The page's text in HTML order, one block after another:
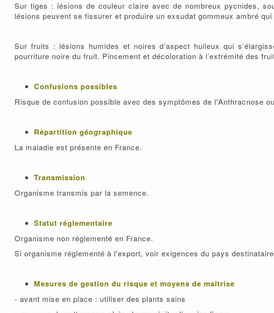
Sur tiges : lésions de couleur claire avec de nombreux pycnides,
lésions peuvent se fissurer et produire un exsudat gommeux ambré
Sur fruits : lésions humides et noires d’aspect huileux qui
pourriture noire du fruit. Pincement et décoloration à l’extrémité des
Confusions possibles
Risque de confusion possible avec des symptômes de l'Anthracnose
Répartition géographique
La maladie est présente en France.
Transmission
Organisme transmis par la semence.
Statut réglementaire
Organisme non réglementé en France.
Si organisme réglementé à l'export, voir exigences du pays
Mesures de gestion du risque et moyens de maîtrise
- avant mise en place : utiliser des plants sains